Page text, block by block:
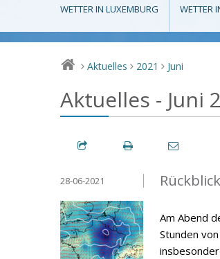
WETTER IN LUXEMBURG WETTER
> Aktuelles > 2021 > Juni
Aktuelles - Juni
28-06-2021
Am Abend
Stunden